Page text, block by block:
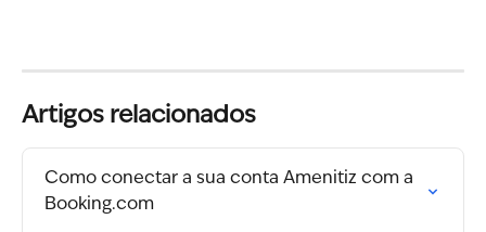
Artigos relacionados
Como conectar a sua conta Amenitiz com a
Booking.com